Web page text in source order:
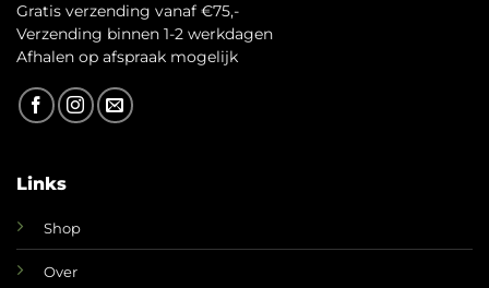
Gratis verzending vanaf €75,-
Verzending binnen 1-2 werkdagen
Afhalen op afspraak mogelijk
Links
Shop
Over